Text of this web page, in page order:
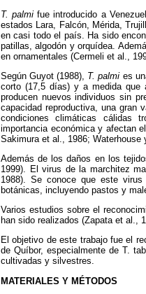
T. palmifue introducido a
estados Lara, Falcón, Mérida,
en casi todo el país. Ha sido
patillas, algodón y orquídea.
en ornamentales (Cermeli et al.,
Según Guyot (1988), T. palmi es
corto (17,5 días) y a medida que
producen nuevos individuos sin
capacidad reproductiva, una gran
condiciones climáticas cálidas
importancia económica y afectan
Sakimura et al., 1986; Waterhouse
Además de los daños en los
1999). El virus de la marchitez
1988). Se conoce que este
botánicas, incluyendo pastos y
Varios estudios sobre el
han sido realizados (Zapata et al.,
El objetivo de este trabajo fue el
de Quíbor, especialmente de T.
cultivadas y silvestres.
MATERIALES Y MÉTODOS